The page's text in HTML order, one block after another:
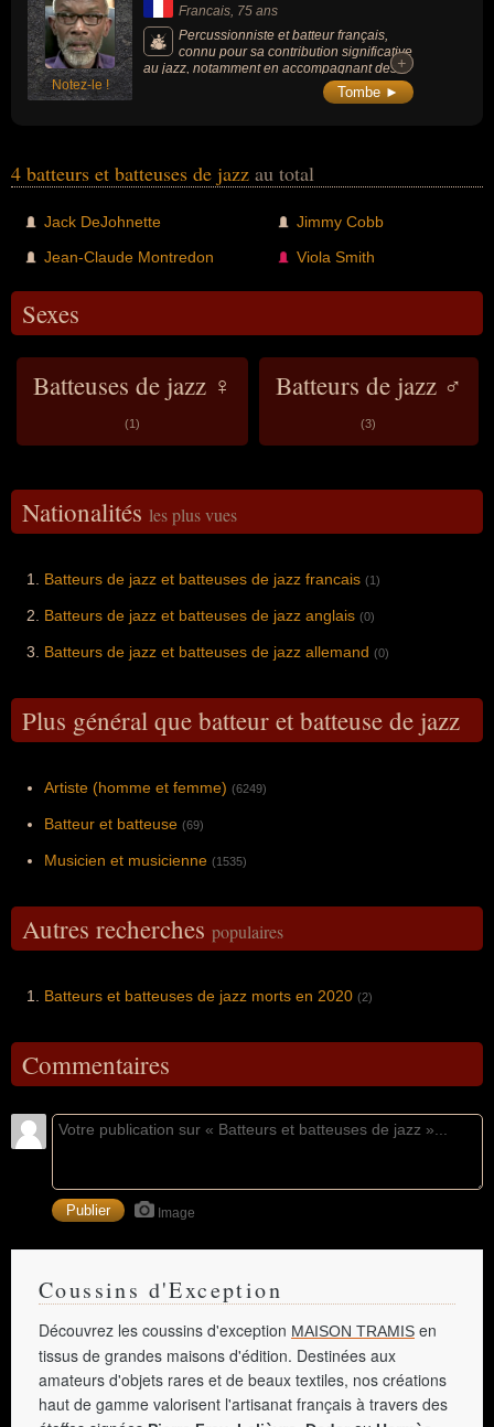
technique impressionnante avec une
approche mélodique de la batterie, créant
des textures sonores riches et innovantes.
Notez-le !
Francais , 75 ans
Percussionniste et batteur français,
connu pour sa contribution significative
au jazz, notamment en accompagnant des
artistes tels que Marius Cultier, Chris
McGregor, Didier Levallet, Bobby Few,
+
+
Tombe ►
4 batteurs et batteuses de jazz au total
Jack DeJohnette
Jean-Claude Montredon
Jimmy Cobb
Viola Smith
Sexes
Batteuses de jazz ♀
(1)
Batteurs de jazz ♂
(3)
Nationalités les plus vues
Batteurs de jazz et batteuses de jazz francais (1)
Batteurs de jazz et batteuses de jazz anglais (0)
Batteurs de jazz et batteuses de jazz allemand (0)
Plus général que batteur et batteuse de jazz
Artiste (homme et femme) (6249)
Batteur et batteuse (69)
Musicien et musicienne (1535)
Autres recherches populaires
Batteurs et batteuses de jazz morts en 2020 (2)
Commentaires
Image
Coussins d'Exception
Découvrez les coussins d'exception MAISON TRAMIS en
tissus de grandes maisons d'édition. Destinées aux
amateurs d'objets rares et de beaux textiles, nos créations
haut de gamme valorisent l'artisanat français à travers des